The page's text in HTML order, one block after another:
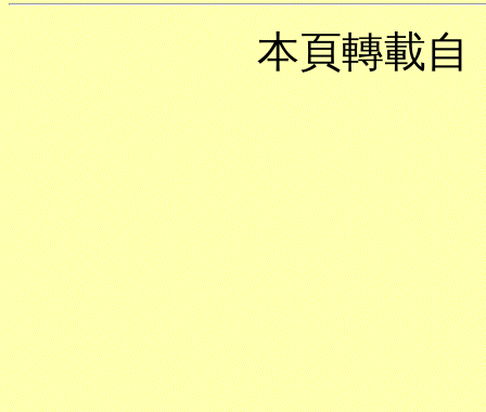
本頁轉載自